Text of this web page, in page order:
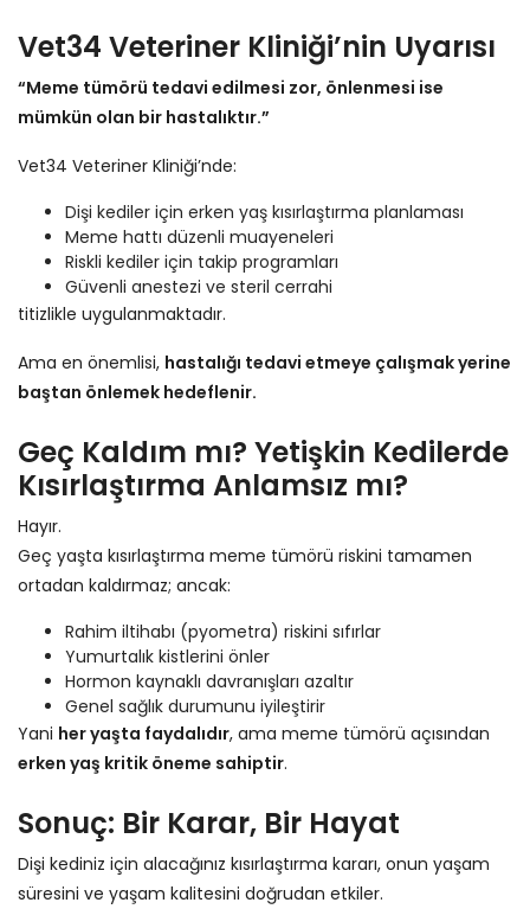
Vet34 Veteriner Kliniği’nin Uyarısı
“Meme tümörü tedavi edilmesi zor, önlenmesi ise
mümkün olan bir hastalıktır.”
Vet34 Veteriner Kliniği’nde:
Dişi kediler için erken yaş kısırlaştırma planlaması
Meme hattı düzenli muayeneleri
Riskli kediler için takip programları
Güvenli anestezi ve steril cerrahi
titizlikle uygulanmaktadır.
Ama en önemlisi, hastalığı tedavi etmeye çalışmak yerine
baştan önlemek hedeflenir.
Geç Kaldım mı? Yetişkin Kedilerde
Kısırlaştırma Anlamsız mı?
Hayır.
Geç yaşta kısırlaştırma meme tümörü riskini tamamen
ortadan kaldırmaz; ancak:
Rahim iltihabı (pyometra) riskini sıfırlar
Yumurtalık kistlerini önler
Hormon kaynaklı davranışları azaltır
Genel sağlık durumunu iyileştirir
Yani her yaşta faydalıdır, ama meme tümörü açısından
erken yaş kritik öneme sahiptir.
Sonuç: Bir Karar, Bir Hayat
Dişi kediniz için alacağınız kısırlaştırma kararı, onun yaşam
süresini ve yaşam kalitesini doğrudan etkiler.